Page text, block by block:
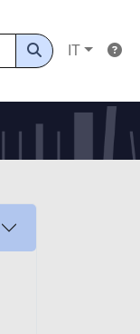
IT